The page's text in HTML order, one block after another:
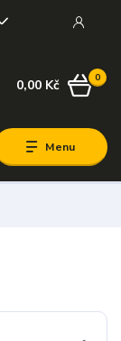
Menu
0
0,00 Kč